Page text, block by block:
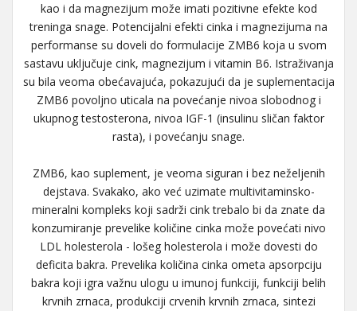
kao i da magnezijum može imati pozitivne efekte kod
treninga snage. Potencijalni efekti cinka i magnezijuma na
performanse su doveli do formulacije ZMB6 koja u svom
sastavu uključuje cink, magnezijum i vitamin B6. Istraživanja
su bila veoma obećavajuća, pokazujući da je suplementacija
ZMB6 povoljno uticala na povećanje nivoa slobodnog i
ukupnog testosterona, nivoa IGF-1 (insulinu sličan faktor
rasta), i povećanju snage.
ZMB6, kao suplement, je veoma siguran i bez neželjenih
dejstava. Svakako, ako već uzimate multivitaminsko-
mineralni kompleks koji sadrži cink trebalo bi da znate da
konzumiranje prevelike količine cinka može povećati nivo
LDL holesterola - lošeg holesterola i može dovesti do
deficita bakra. Prevelika količina cinka ometa apsorpciju
bakra koji igra važnu ulogu u imunoj funkciji, funkciji belih
krvnih zrnaca, produkciji crvenih krvnih zrnaca, sintezi